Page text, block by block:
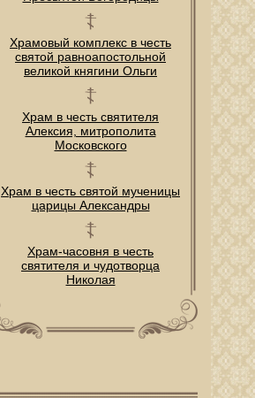
Храмовый комплекс в честь
святой равноапостольной
великой княгини Ольги
Храм в честь святителя
Алексия, митрополита
Московского
Храм в честь святой мученицы
царицы Александры
Храм-часовня в честь
святителя и чудотворца
Николая